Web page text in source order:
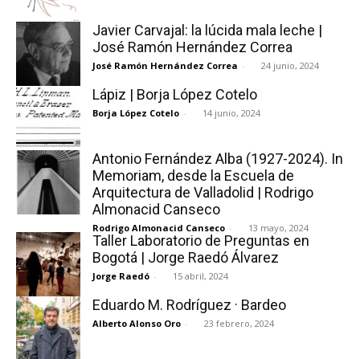
Javier Carvajal: la lúcida mala leche |
José Ramón Hernández Correa
José Ramón Hernández Correa - 24 junio, 2024
Lápiz | Borja López Cotelo
Borja López Cotelo - 14 junio, 2024
Antonio Fernández Alba (1927-2024). In
Memoriam, desde la Escuela de
Arquitectura de Valladolid | Rodrigo
Almonacid Canseco
Rodrigo Almonacid Canseco - 13 mayo, 2024
Taller Laboratorio de Preguntas en
Bogotá | Jorge Raedó Álvarez
Jorge Raedó - 15 abril, 2024
Eduardo M. Rodríguez · Bardeo
Alberto Alonso Oro - 23 febrero, 2024